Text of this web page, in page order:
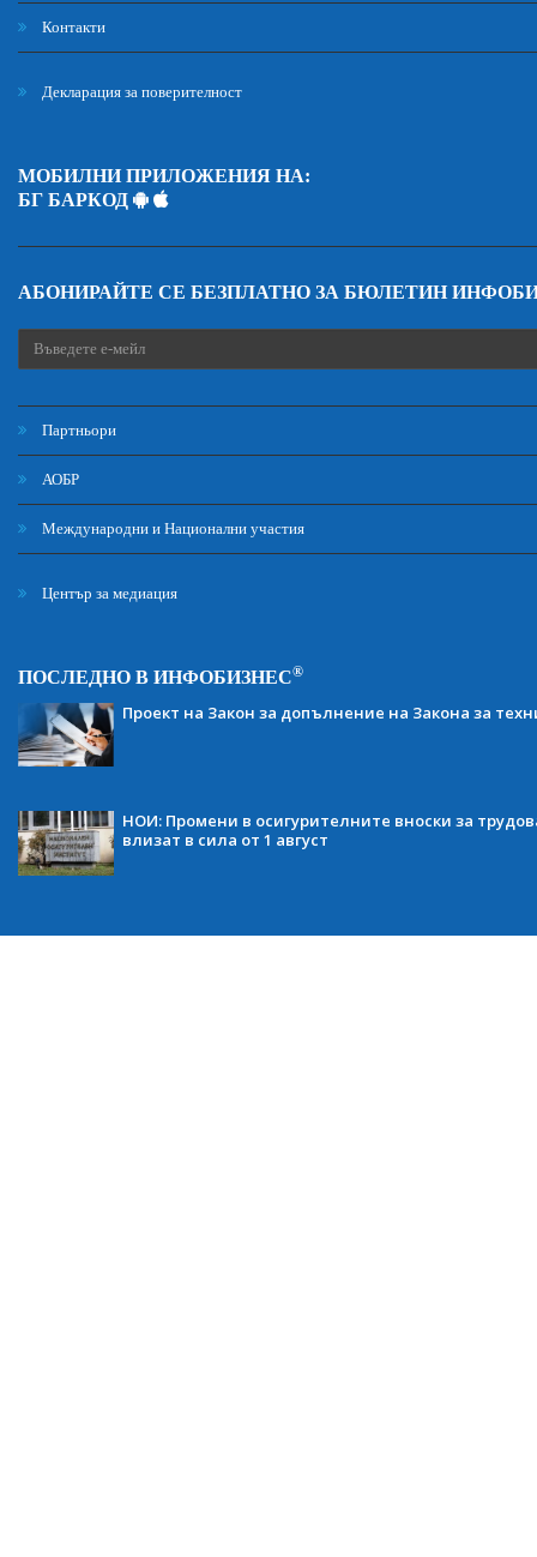
Контакти
Декларация за поверителност
МОБИЛНИ ПРИЛОЖЕНИЯ НА:
БГ БАРКОД
АБОНИРАЙТЕ СЕ БЕЗПЛАТНО ЗА БЮЛЕТИН
Партньори
АОБР
Международни и Национални участия
Център за медиация
ПОСЛЕДНО В ИНФОБИЗНЕС®
Проект на Закон за допълнение на Закона за
НОИ: Промени в осигурителните вноски за
влизат в сила от 1 август